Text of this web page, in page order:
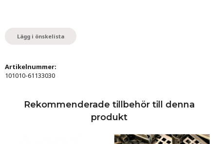
Lägg i önskelista
Artikelnummer:
101010-61133030
Rekommenderade tillbehör till denna
produkt